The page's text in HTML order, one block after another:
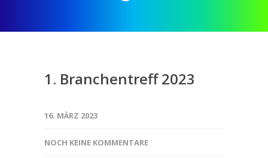
1. Branchentreff 2023
16. MÄRZ 2023
NOCH KEINE KOMMENTARE